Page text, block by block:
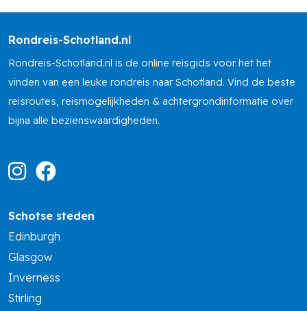
Rondreis-Schotland.nl
Rondreis-Schotland.nl is de online reisgids voor het het
vinden van een leuke rondreis naar Schotland. Vind de beste
reisroutes, reismogelijkheden & achtergrondinformatie over
bijna alle bezienswaardigheden.
Schotse steden
Edinburgh
Glasgow
Inverness
Stirling